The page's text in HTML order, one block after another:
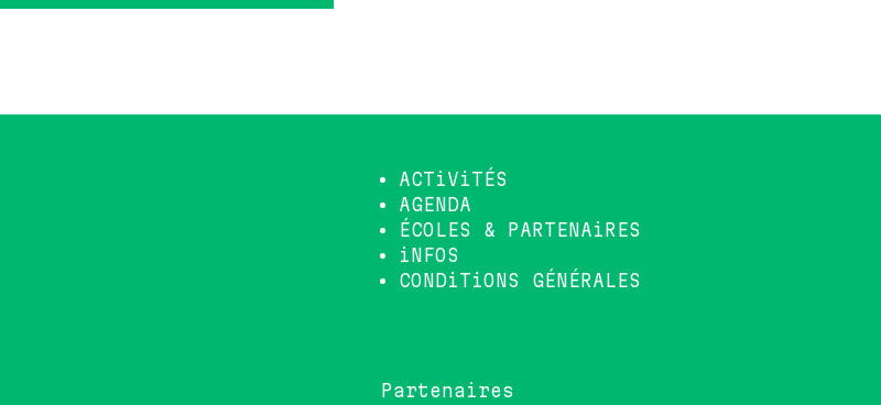
ACTiViTÉS
AGENDA
ÉCOLES & PARTENAiRES
iNFOS
CONDiTiONS GÉNÉRALES
Partenaires